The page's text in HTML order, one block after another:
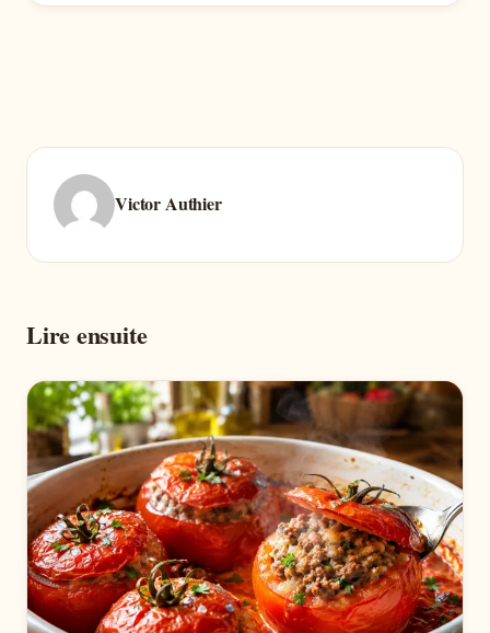
Victor Authier
Lire ensuite